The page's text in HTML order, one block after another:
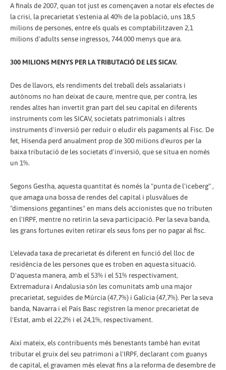
A finals de 2007, quan tot just es començaven a notar els efectes de
la crisi, la precarietat s'estenia al 40% de la població, uns 18,5
milions de persones, entre els quals es comptabilitzaven 2,1
milions d'adults sense ingressos, 744.000 menys que ara.
300 MILIONS MENYS PER LA TRIBUTACIÓ DE LES SICAV.
Des de llavors, els rendiments del treball dels assalariats i
autònoms no han deixat de caure, mentre que, per contra, les
rendes altes han invertit gran part del seu capital en diferents
instruments com les SICAV, societats patrimonials i altres
instruments d'inversió per reduir o eludir els pagaments al Fisc. De
fet, Hisenda perd anualment prop de 300 milions d'euros per la
baixa tributació de les societats d'inversió, que se situa en només
un 1%.
Segons Gestha, aquesta quantitat és només la "punta de l'iceberg" ,
que amaga una bossa de rendes del capital i plusvàlues de
"dimensions gegantines" en mans dels accionistes que no tributen
en l'IRPF, mentre no retirin la seva participació. Per la seva banda,
les grans fortunes eviten retirar els seus fons per no pagar al fisc.
L'elevada taxa de precarietat és diferent en funció del lloc de
residència de les persones que es troben en aquesta situació.
D'aquesta manera, amb el 53% i el 51% respectivament,
Extremadura i Andalusia són les comunitats amb una major
precarietat, seguides de Múrcia (47,7%) i Galícia (47,7%). Per la seva
banda, Navarra i el País Basc registren la menor precarietat de
l'Estat, amb el 22,2% i el 24,1%, respectivament.
Així mateix, els contribuents més benestants també han evitat
tributar el gruix del seu patrimoni a l'IRPF, declarant com guanys
de capital, el gravamen més elevat fins a la reforma de desembre de